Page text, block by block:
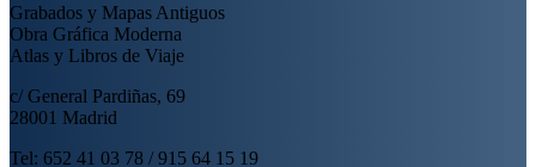
Grabados y Mapas Antiguos
Obra Gráfica Moderna
Atlas y Libros de Viaje
c/ General Pardiñas, 69
28001 Madrid
Tel: 652 41 03 78 / 915 64 15 19